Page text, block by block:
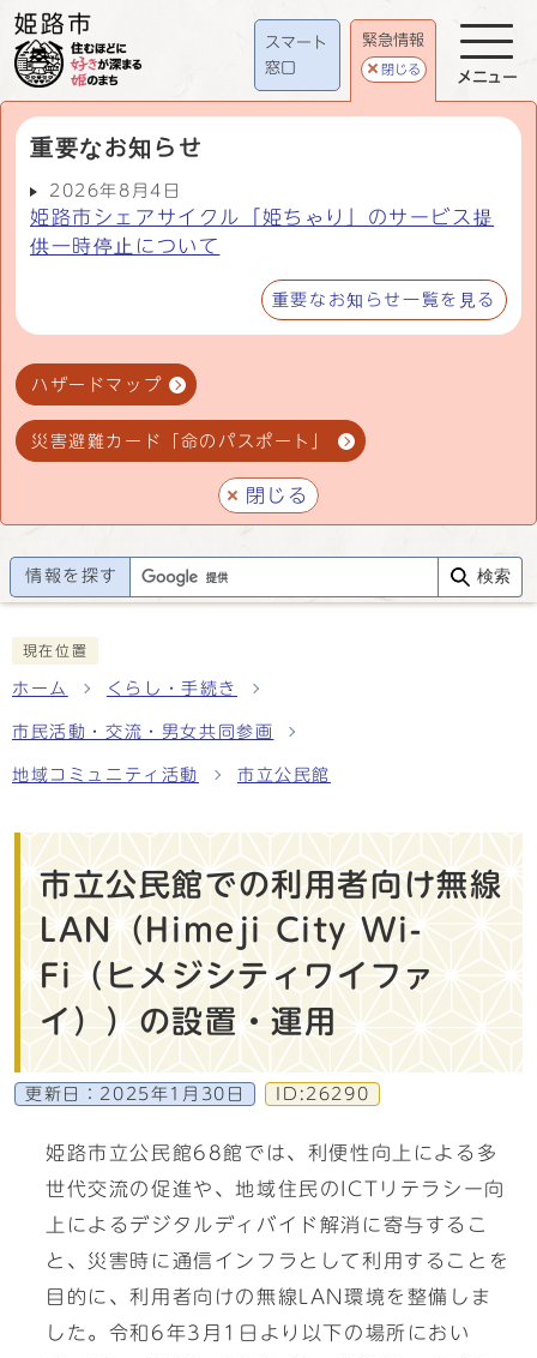
スマート
窓口
緊急情報
閉じる
重要なお知らせ
2026年8月4日
姫路市シェアサイクル「姫ちゃり」のサービス提
供一時停止について
重要なお知らせ一覧を見る
ハザードマップ
災害避難カード「命のパスポート」
閉じる
メニュー
情報を探す 検索
現在位置
ホーム くらし・手続き
市民活動・交流・男女共同参画
地域コミュニティ活動 市立公民館
市立公民館での利用者向け無線
LAN（Himeji City Wi-
Fi（ヒメジシティワイファ
イ））の設置・運用
更新日： 2025年1月30日 ID:26290
姫路市立公民館68館では、利便性向上による多
世代交流の促進や、地域住民のICTリテラシー向
上によるデジタルディバイド解消に寄与するこ
と、災害時に通信インフラとして利用することを
目的に、利用者向けの無線LAN環境を整備しま
した。令和6年3月1日より以下の場所におい